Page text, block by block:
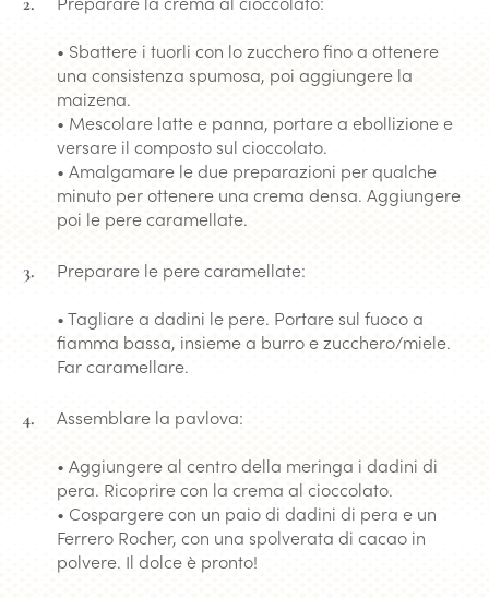
• Sbattere i tuorli con lo zucchero fino a ottenere
una consistenza spumosa, poi aggiungere la
maizena.
• Mescolare latte e panna, portare a ebollizione e
versare il composto sul cioccolato.
• Amalgamare le due preparazioni per qualche
minuto per ottenere una crema densa. Aggiungere
poi le pere caramellate.
Preparare le pere caramellate:
• Tagliare a dadini le pere. Portare sul fuoco a
fiamma bassa, insieme a burro e zucchero/miele.
Far caramellare.
Assemblare la pavlova:
• Aggiungere al centro della meringa i dadini di
pera. Ricoprire con la crema al cioccolato.
• Cospargere con un paio di dadini di pera e un
Ferrero Rocher, con una spolverata di cacao in
polvere. Il dolce è pronto!